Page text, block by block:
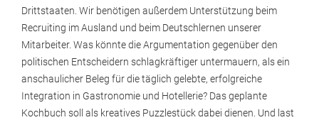
Drittstaaten. Wir benötigen außerdem Unterstützung beim
Recruiting im Ausland und beim Deutschlernen unserer
Mitarbeiter. Was könnte die Argumentation gegenüber den
politischen Entscheidern schlagkräftiger untermauern, als ein
anschaulicher Beleg für die täglich gelebte, erfolgreiche
Integration in Gastronomie und Hotellerie? Das geplante
Kochbuch soll als kreatives Puzzlestück dabei dienen. Und last